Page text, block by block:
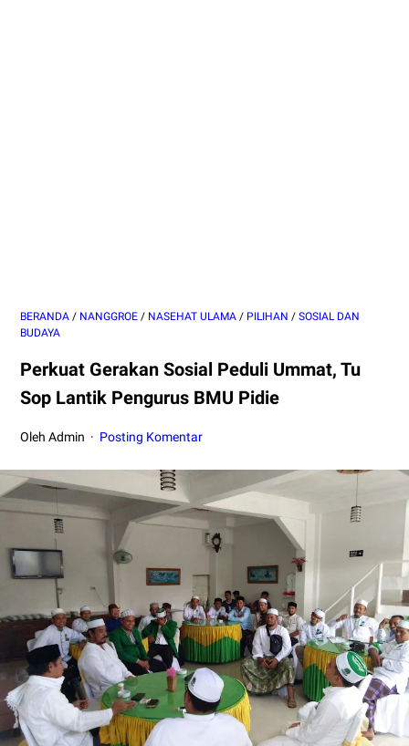
BERANDA / NANGGROE / NASEHAT ULAMA / PILIHAN / SOSIAL DAN
BUDAYA
Perkuat Gerakan Sosial Peduli Ummat, Tu
Sop Lantik Pengurus BMU Pidie
Oleh Admin Posting Komentar